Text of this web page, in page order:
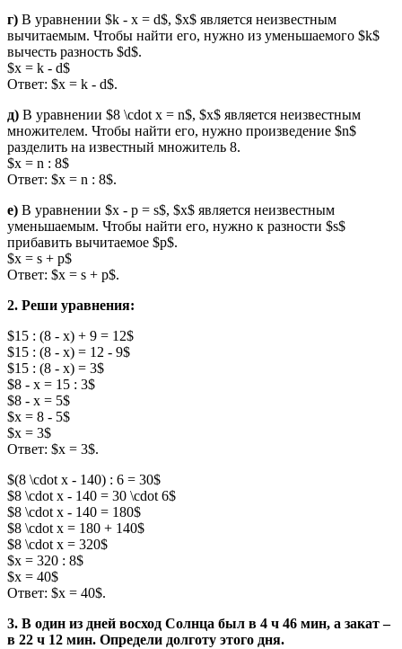
г) В уравнении $k - x = d$, $x$ является неизвестным
вычитаемым. Чтобы найти его, нужно из уменьшаемого $k$
вычесть разность $d$.
$x = k - d$
Ответ: $x = k - d$.
д) В уравнении $8 \cdot x = n$, $x$ является неизвестным
множителем. Чтобы найти его, нужно произведение $n$
разделить на известный множитель 8.
$x = n : 8$
Ответ: $x = n : 8$.
е) В уравнении $x - p = s$, $x$ является неизвестным
уменьшаемым. Чтобы найти его, нужно к разности $s$
прибавить вычитаемое $p$.
$x = s + p$
Ответ: $x = s + p$.
2. Реши уравнения:
$15 : (8 - x) + 9 = 12$
$15 : (8 - x) = 12 - 9$
$15 : (8 - x) = 3$
$8 - x = 15 : 3$
$8 - x = 5$
$x = 8 - 5$
$x = 3$
Ответ: $x = 3$.
$(8 \cdot x - 140) : 6 = 30$
$8 \cdot x - 140 = 30 \cdot 6$
$8 \cdot x - 140 = 180$
$8 \cdot x = 180 + 140$
$8 \cdot x = 320$
$x = 320 : 8$
$x = 40$
Ответ: $x = 40$.
3. В один из дней восход Солнца был в 4 ч 46 мин, а закат –
в 22 ч 12 мин. Определи долготу этого дня.